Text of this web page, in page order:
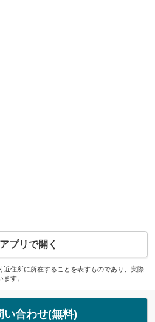
プリで開く
住所に所在することを表すものであり、実際
す。
い合わせ(無料)